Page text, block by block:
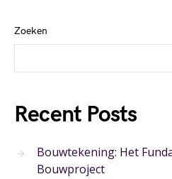
Zoeken
Recent Posts
Bouwtekening: Het
Bouwproject